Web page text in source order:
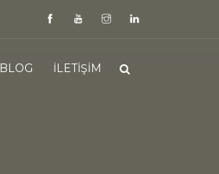
BLOG İLETIŞIM